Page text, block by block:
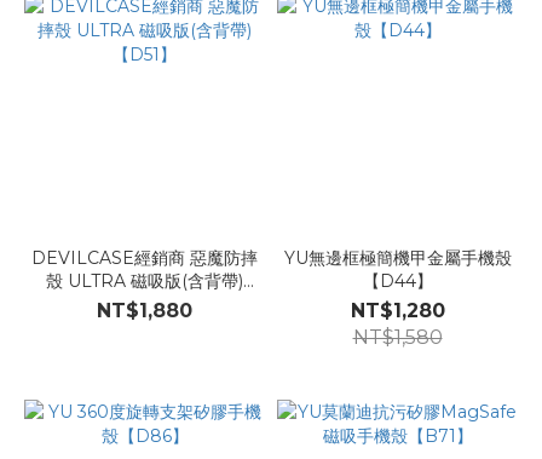
DEVILCASE經銷商 惡魔防摔
殼 ULTRA 磁吸版(含背帶)
【D51】
NT$1,880
YU無邊框極簡機甲金屬手機殼
【D44】
NT$1,280
NT$1,580